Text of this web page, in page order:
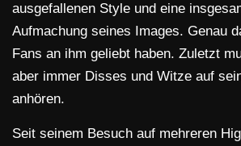
ausgefallenen Style und eine
Aufmachung seines Images. Genau
Fans an ihm geliebt haben. Zuletzt
aber immer Disses und Witze auf
anhören.
Seit seinem Besuch auf mehreren